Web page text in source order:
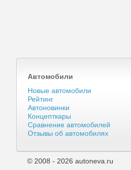
Автомобили
Новые автомобили
Рейтинг
Автоновинки
Концепткары
Сравнение автомобилей
Отзывы об автомобилях
© 2008 - 2026 autoneva.ru